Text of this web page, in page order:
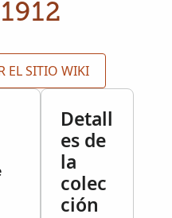
EL SITIO WIKI
Detall
es de
la
colec
ción